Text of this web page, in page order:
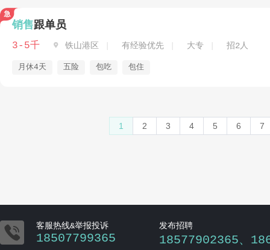
销售跟单员
3-5千  铁山港区 有经验优先 大专 招2人
月休4天 五险 包吃 包住
1 2 3 4 5 6 7
 客服热线&举报投诉
18507799365
发布招聘
18577902365、